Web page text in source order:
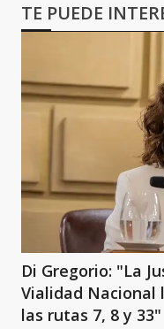
TE PUEDE
Di Gregorio: "La
Vialidad Nacional
las rutas 7, 8 y 33"